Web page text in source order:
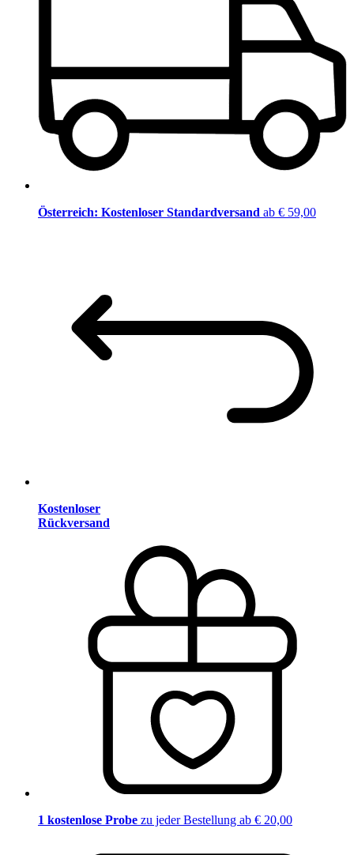
Österreich: Kostenloser Standardversand ab € 59,00
Kostenloser
Rückversand
1 kostenlose Probe zu jeder Bestellung ab € 20,00